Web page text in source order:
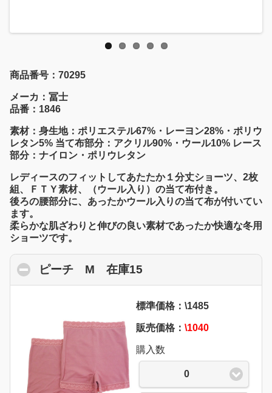
商品番号：70295
メーカ：冨士
品番：1846
素材：身生地：ポリエステル67%・レーヨン28%・ポリウ
レタン5% 当て布部分：アクリル90%・ウール10% レース
部分：ナイロン・ポリウレタン
レディースのフィットしてあたたか１分丈ショーツ、2枚
組、ＦＴＹ素材、（ウール入り）の当て布付き。
後ろの腰部分に、あったかウール入りの当て布が付いてい
ます。
柔らかな肌ざわりと伸びの良い素材であったか快適な冬用
ショーツです。
ピーチ M 在庫15
標準価格：\1485
販売価格： \1040
購入数
0